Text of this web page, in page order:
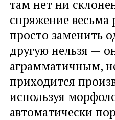
там нет ни
спряжение весьма
просто заменить
другую нельзя —
аграмматичным,
приходится
используя
автоматически